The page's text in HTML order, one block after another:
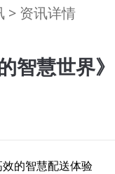
> 资讯详情
智慧世界》
的智慧配送体验